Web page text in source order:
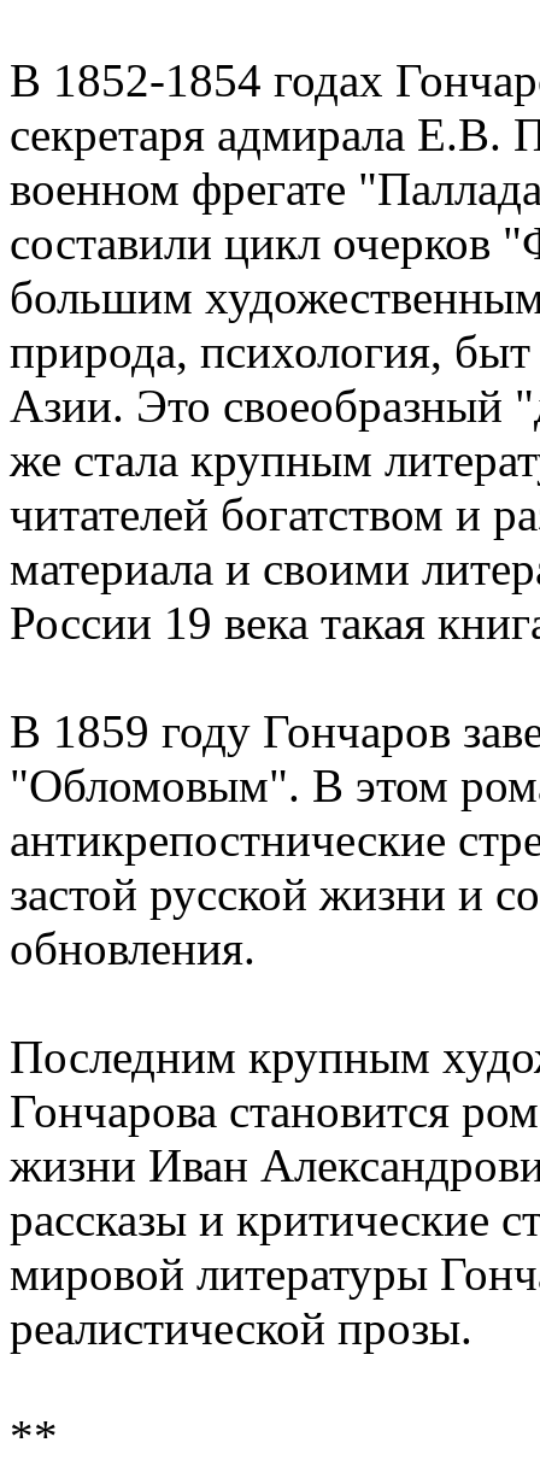
В 1852-1854 годах
секретаря адмирала Е.В.
военном фрегате
составили цикл очерков
большим
природа, психология,
Азии. Это своеобразный
же стала крупным
читателей богатством и
материала и своими
России 19 века такая
В 1859 году Гончаров
"Обломовым". В этом
антикрепостнические
застой русской жизни и
обновления.
Последним крупным
Гончарова становится
жизни Иван
рассказы и критические
мировой литературы
реалистической прозы.
**